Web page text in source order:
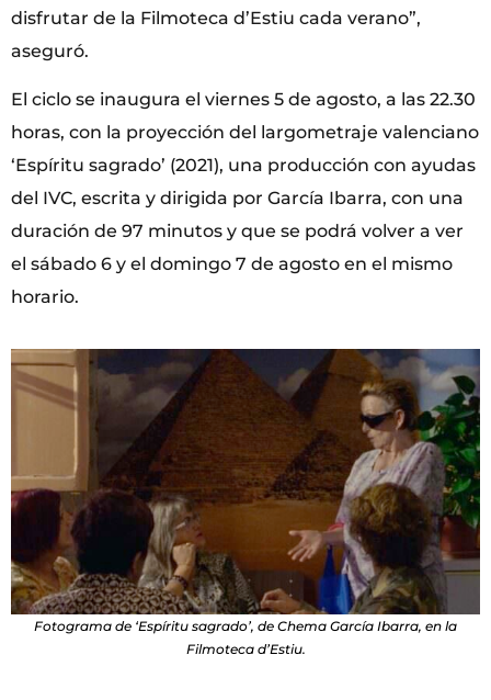
disfrutar de la Filmoteca d’Estiu cada verano”,
aseguró.
El ciclo se inaugura el viernes 5 de agosto, a las 22.30
horas, con la proyección del largometraje valenciano
‘Espíritu sagrado’ (2021), una producción con ayudas
del IVC, escrita y dirigida por García Ibarra, con una
duración de 97 minutos y que se podrá volver a ver
el sábado 6 y el domingo 7 de agosto en el mismo
horario.
Fotograma de ‘Espíritu sagrado’, de Chema García Ibarra, en la
Filmoteca d’Estiu.